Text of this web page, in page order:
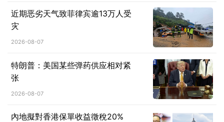
近期恶劣天气致菲律宾逾13万人受
灾
2026-08-07
特朗普：美国某些弹药供应相对紧
张
2026-08-07
內地擬對香港保單收益徵稅20%